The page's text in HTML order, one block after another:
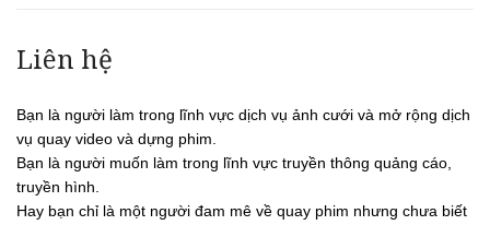
Liên hệ
Bạn là người làm trong lĩnh vực dịch vụ ảnh cưới và mở rộng dịch
vụ quay video và dựng phim.
Bạn là người muốn làm trong lĩnh vực truyền thông quảng cáo,
truyền hình.
Hay bạn chỉ là một người đam mê về quay phim nhưng chưa biết